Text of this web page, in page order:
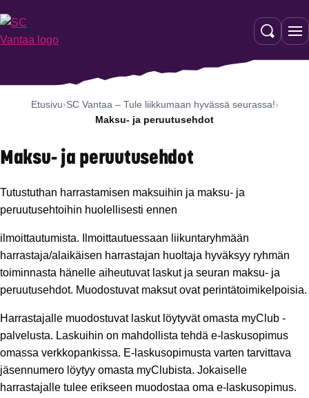
sisältöön
Etusivu SC Vantaa – Tule liikkumaan hyvässä seurassa!
Maksu- ja peruutusehdot
Maksu- ja peruutusehdot
Tutustuthan harrastamisen maksuihin ja maksu- ja
peruutusehtoihin huolellisesti ennen
ilmoittautumista. Ilmoittautuessaan liikuntaryhmään
harrastaja/alaikäisen harrastajan huoltaja hyväksyy ryhmän
toiminnasta hänelle aiheutuvat laskut ja seuran maksu- ja
peruutusehdot. Muodostuvat maksut ovat perintätoimikelpoisia.
Harrastajalle muodostuvat laskut löytyvät omasta myClub -
palvelusta. Laskuihin on mahdollista tehdä e-laskusopimus
omassa verkkopankissa. E-laskusopimusta varten tarvittava
jäsennumero löytyy omasta myClubista. Jokaiselle
harrastajalle tulee erikseen muodostaa oma e-laskusopimus.